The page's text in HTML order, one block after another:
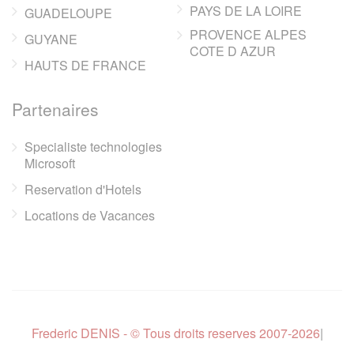
GUADELOUPE
GUYANE
HAUTS DE FRANCE
PAYS DE LA LOIRE
PROVENCE ALPES
COTE D AZUR
Partenaires
Specialiste technologies
Microsoft
Reservation d'Hotels
Locations de Vacances
Frederic DENIS - © Tous droits reserves 2007-2026|